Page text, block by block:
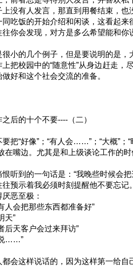
上没有人发言，那直到用餐结束，也
同吃饭的开始介绍和闲谈，这看起来
往你会发现，对方是多么希望能和你
很小的几个例子，但是要说明的是
上把校园中的“随意性”从身边赶走，
好和这个社会交流的准备。
后的十个不要----（二）
把“好像”；“有人会……”；“大概”；“
在嘴边。尤其是和上级谈论工作的
恨听到的一句话是：“我晚些时候会
往预示着我必须时刻提醒他不要忘记
恶至极：
人会把那些东西都准备好”
天”
后天客户会过来拜访”
……”
都会这样说话的，因为这样第一给自